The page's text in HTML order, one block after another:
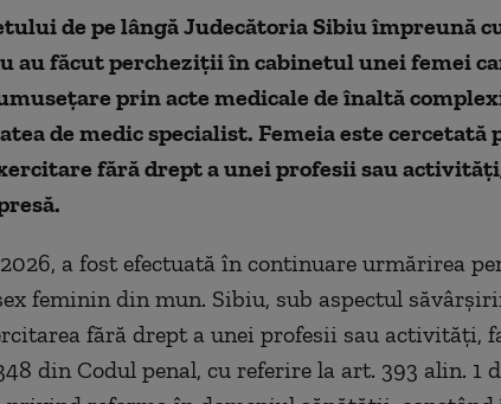
de pe lângă Judecătoria Sibiu împreună
au făcut percheziții în cabinetul unei femei
prin acte medicale de înaltă
de medic specialist. Femeia este cercetată
fără drept a unei profesii sau
a fost efectuată în continuare urmărirea
feminin din mun. Sibiu, sub aspectul
fără drept a unei profesii sau activități,
din Codul penal, cu referire la art. 393 alin. 1